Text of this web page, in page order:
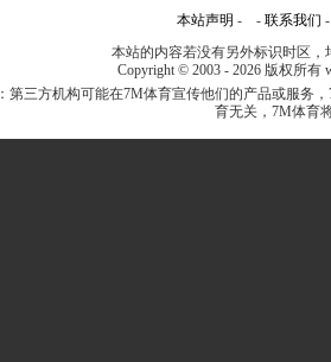
本站声明 - - 联系我们
本站的内容若没有另外标识时区
Copyright © 2003 - 2026 版权所有
第三方机构可能在7M体育宣传他们的产品或服务
育无关，7M体育